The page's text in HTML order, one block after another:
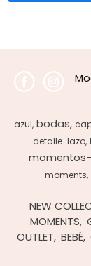
azul bodas
detalle-lazo
moments
NEW
MOMENTS
OUTLET BEBÉ